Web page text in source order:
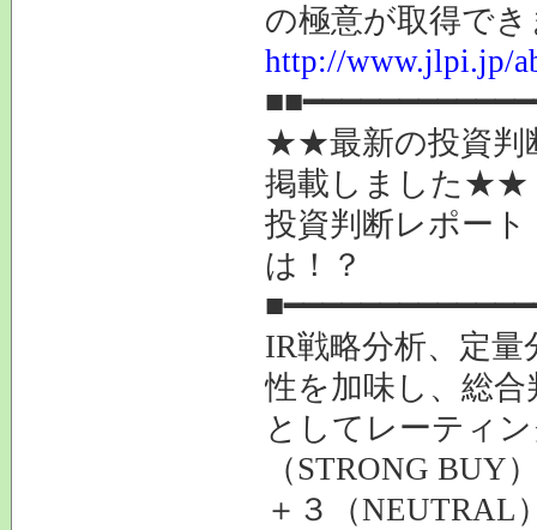
の極意が取得で
http://www.jlpi.jp/
★★最新の投資判
掲載しました★★
投資判断レポー
は！？
IR戦略分析、定
性を加味し、総合
としてレーティ
（STRONG BUY
＋３（NEUTRAL